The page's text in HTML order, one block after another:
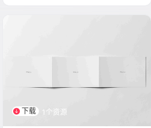
下载 1个资源